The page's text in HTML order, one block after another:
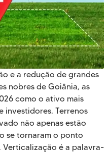
e a redução de grandes
nobres de Goiânia, as
como o ativo mais
investidores. Terrenos
não apenas estão
se tornaram o ponto
Verticalização é a palavra-